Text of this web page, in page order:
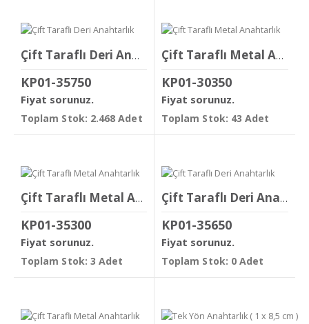
Çift Taraflı Deri Anahtarlık
KP01-35750
Fiyat sorunuz.
Toplam Stok: 2.468 Adet
Çift Taraflı Metal Anahtarlık
KP01-30350
Fiyat sorunuz.
Toplam Stok: 43 Adet
Çift Taraflı Metal Anahtarlık
KP01-35300
Fiyat sorunuz.
Toplam Stok: 3 Adet
Çift Taraflı Deri Anahtarlık
KP01-35650
Fiyat sorunuz.
Toplam Stok: 0 Adet